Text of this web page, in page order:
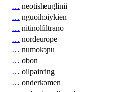
… neotisheuglinii
… nguoihoiykien
… nitinolfiltrano
… nordeurope
… numokɔɲu
… obon
… oilpainting
… onderkomen